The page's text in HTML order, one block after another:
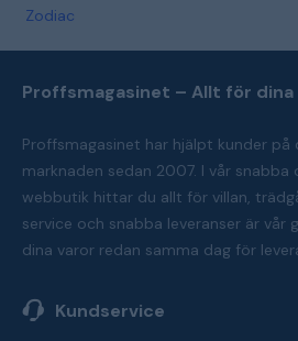
Zodiac
Proffsmagasinet – Allt för
Proffsmagasinet har hjälpt kunder på
marknaden sedan 2007. I vår
webbutik hittar du allt för villan,
service och snabba leveranser är vår
dina varor redan samma dag för
Kundservice